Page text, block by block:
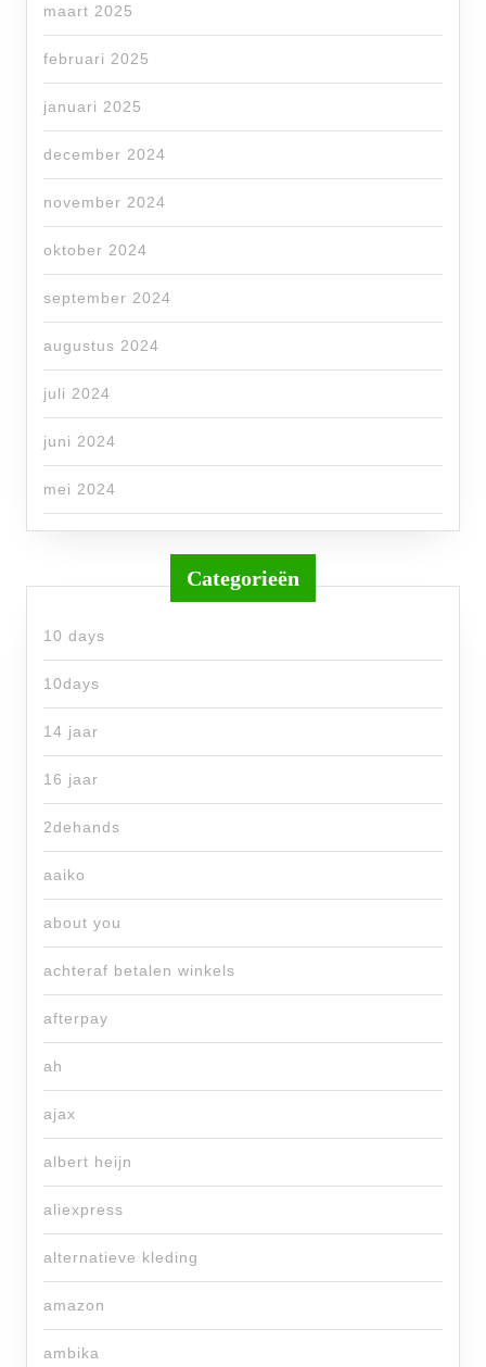
maart 2025
februari 2025
januari 2025
december 2024
november 2024
oktober 2024
september 2024
augustus 2024
juli 2024
juni 2024
mei 2024
Categorieën
10 days
10days
14 jaar
16 jaar
2dehands
aaiko
about you
achteraf betalen winkels
afterpay
ah
ajax
albert heijn
aliexpress
alternatieve kleding
amazon
ambika